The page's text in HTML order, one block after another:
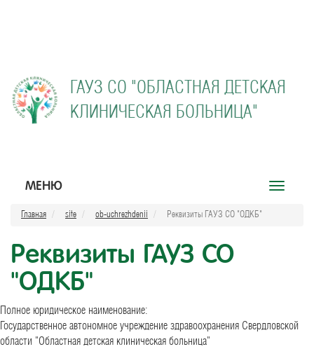
ГАУЗ СО "ОБЛАСТНАЯ ДЕТСКАЯ
КЛИНИЧЕСКАЯ БОЛЬНИЦА"
Открыть
МЕНЮ
Главная site ob-uchrezhdenii Реквизиты ГАУЗ СО "ОДКБ"
Реквизиты ГАУЗ СО
"ОДКБ"
Полное юридическое наименование:
Государственное автономное учреждение здравоохранения Свердловской
области "Областная детская клиническая больница"